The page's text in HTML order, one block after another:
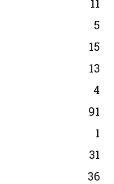
5
15
13
4
91
1
31
36